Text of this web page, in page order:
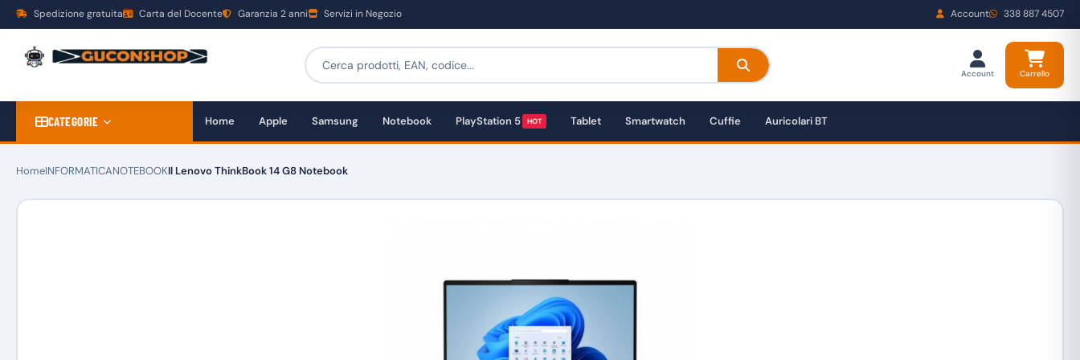
Spedizione gratuita Carta del Docente Garanzia 2 anni Servizi in Negozio Account 338 887 4507
Account Carrello
CATEGORIE Home Apple Samsung Notebook PlayStation 5 HOT Tablet Smartwatch Cuffie Auricolari BT
HomeINFORMATICANOTEBOOKIl Lenovo ThinkBook 14 G8 Notebook